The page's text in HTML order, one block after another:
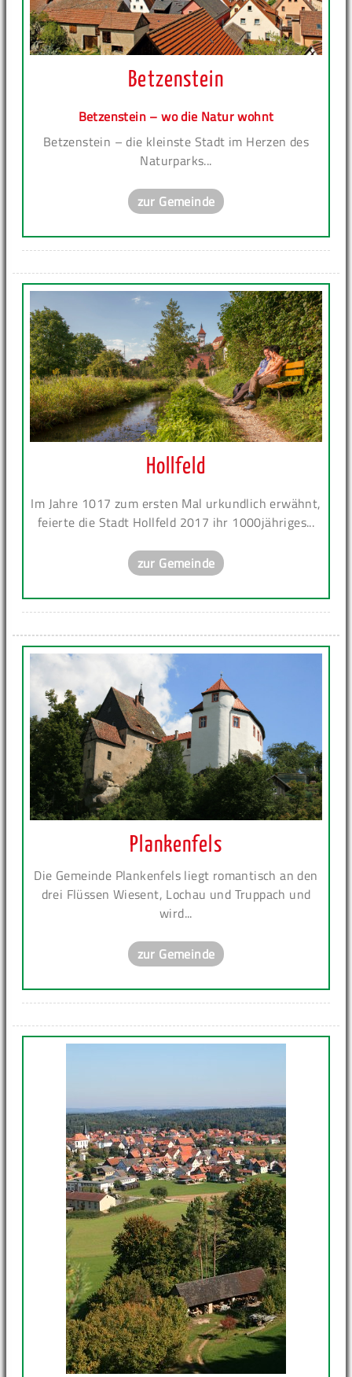
Betzenstein
Betzenstein – wo die Natur wohnt
Betzenstein – die kleinste Stadt im Herzen des
Naturparks...
zur Gemeinde
Hollfeld
Im Jahre 1017 zum ersten Mal urkundlich erwähnt,
feierte die Stadt Hollfeld 2017 ihr 1000jähriges...
zur Gemeinde
Plankenfels
Die Gemeinde Plankenfels liegt romantisch an den
drei Flüssen Wiesent, Lochau und Truppach und
wird...
zur Gemeinde